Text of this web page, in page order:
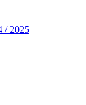
/ 2025